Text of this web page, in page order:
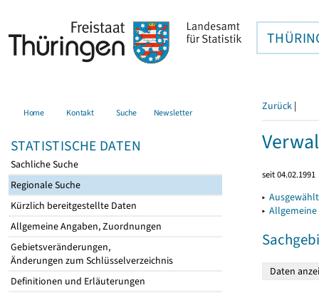
Home Kontakt Suche Newsletter
STATISTISCHE DATEN
Sachliche Suche
Regionale Suche
Kürzlich bereitgestellte Daten
Allgemeine Angaben, Zuordnungen
Gebietsveränderungen,
Änderungen zum Schlüsselverzeichnis
Definitionen und Erläuterungen
Zurück |
seit 04.02.1991
▸
▸